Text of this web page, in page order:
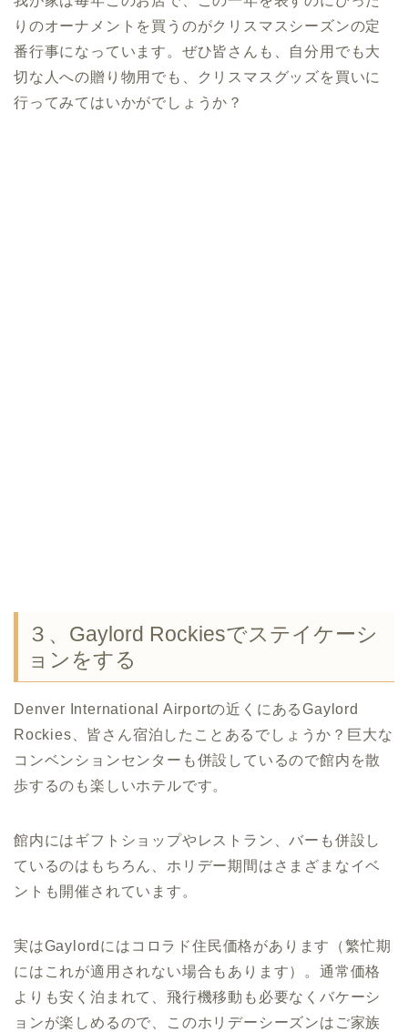
りのオーナメントを買うのがクリスマスシーズンの定
番行事になっています。ぜひ皆さんも、自分用でも大
切な人への贈り物用でも、クリスマスグッズを買いに
行ってみてはいかがでしょうか？
３、Gaylord Rockiesでステイケーシ
ョンをする
Denver International Airportの近くにあるGaylord
Rockies、皆さん宿泊したことあるでしょうか？巨大な
コンベンションセンターも併設しているので館内を散
歩するのも楽しいホテルです。
館内にはギフトショップやレストラン、バーも併設し
ているのはもちろん、ホリデー期間はさまざまなイベ
ントも開催されています。
実はGaylordにはコロラド住民価格があります（繁忙期
にはこれが適用されない場合もあります）。通常価格
よりも安く泊まれて、飛行機移動も必要なくバケーシ
ョンが楽しめるので、このホリデーシーズンはご家族